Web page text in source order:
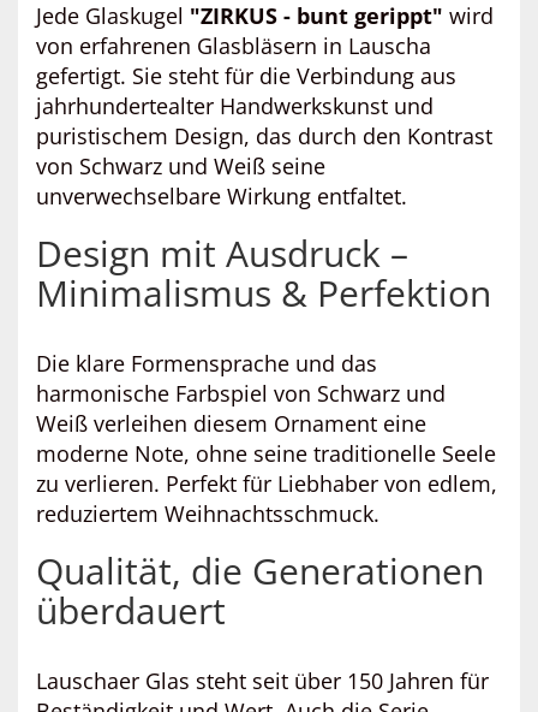
Jede Glaskugel "ZIRKUS - bunt gerippt" wird
von erfahrenen Glasbläsern in Lauscha
gefertigt. Sie steht für die Verbindung aus
jahrhundertealter Handwerkskunst und
puristischem Design, das durch den Kontrast
von Schwarz und Weiß seine
unverwechselbare Wirkung entfaltet.
Design mit Ausdruck –
Minimalismus & Perfektion
Die klare Formensprache und das
harmonische Farbspiel von Schwarz und
Weiß verleihen diesem Ornament eine
moderne Note, ohne seine traditionelle Seele
zu verlieren. Perfekt für Liebhaber von edlem,
reduziertem Weihnachtsschmuck.
Qualität, die Generationen
überdauert
Lauschaer Glas steht seit über 150 Jahren für